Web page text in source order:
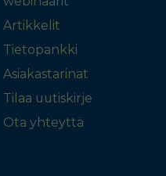
Artikkelit
Tietopankki
Asiakastarinat
Tilaa uutiskirje
Ota yhteyttä